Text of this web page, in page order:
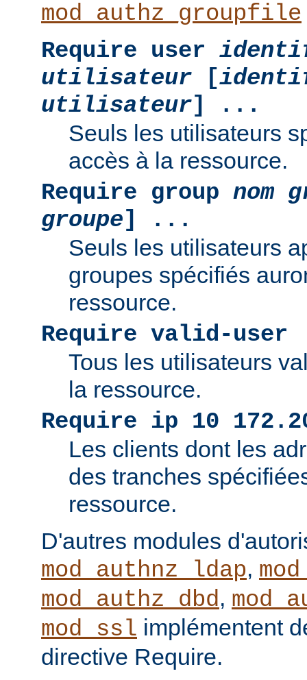
mod_authz_groupfile
Require user
utilisateur [
utilisateur] ...
Seuls les utilisateurs
accès à la ressource.
Require group nom
groupe] ...
Seuls les utilisateurs
groupes spécifiés
ressource.
Require valid-user
Tous les utilisateurs
la ressource.
Require ip 10
Les clients dont les
des tranches
ressource.
D'autres modules
mod_authnz_ldap,
mod_authz_dbd,
mod_ssl implémentent
directive Require.